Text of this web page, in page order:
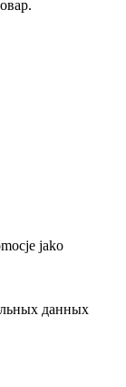
jako
данных